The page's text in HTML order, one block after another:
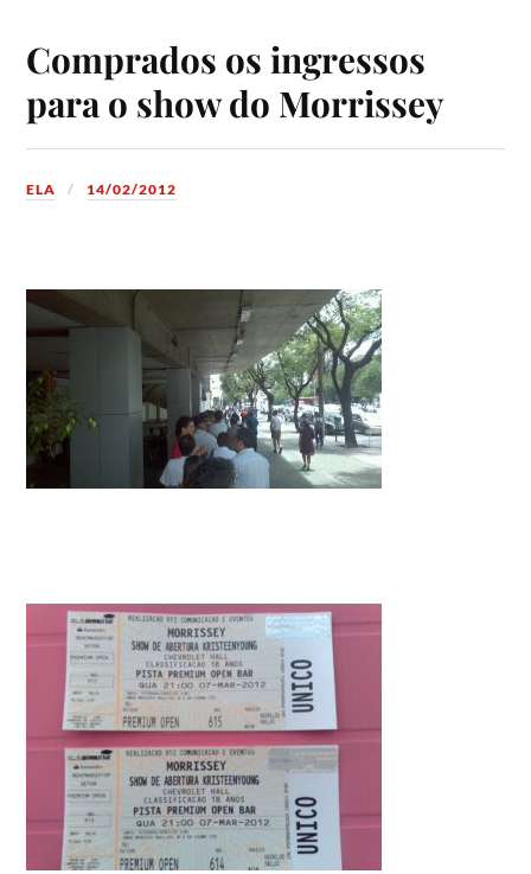
Comprados os ingressos
para o show do Morrissey
ELA 14/02/2012